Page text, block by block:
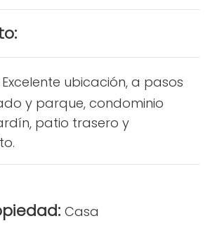
Excelente ubicación, a pasos
y parque, condominio
patio trasero y
Casa